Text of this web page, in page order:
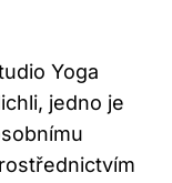
Yoga
jedno je